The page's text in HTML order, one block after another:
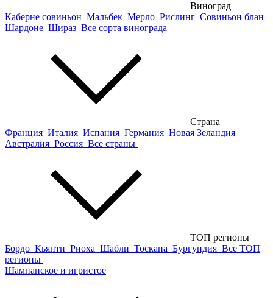
Виноград
Каберне совиньон Мальбек Мерло Рислинг Совиньон блан
Шардоне Шираз Все сорта винограда
Страна
Франция Италия Испания Германия Новая Зеландия
Австралия Россия Все страны
ТОП регионы
Бордо Кьянти Риоха Шабли Тоскана Бургундия Все ТОП
регионы
Шампанское и игристое